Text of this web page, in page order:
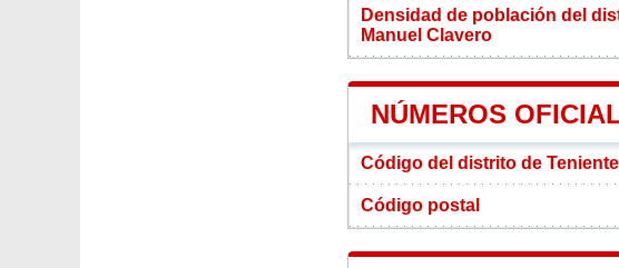
Densidad de población del
Manuel Clavero
NÚMEROS
Código del distrito de
Código postal